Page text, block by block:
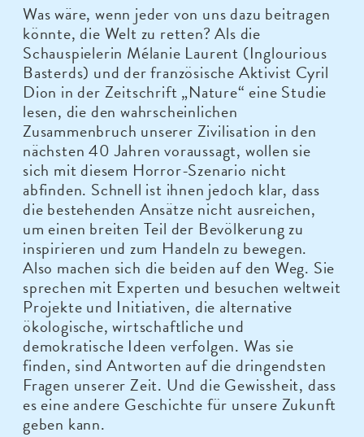
Was wäre, wenn jeder von uns dazu beitragen
könnte, die Welt zu retten? Als die
Schauspielerin Mélanie Laurent (Inglourious
Basterds) und der französische Aktivist Cyril
Dion in der Zeitschrift „Nature“ eine Studie
lesen, die den wahrscheinlichen
Zusammenbruch unserer Zivilisation in den
nächsten 40 Jahren voraussagt, wollen sie
sich mit diesem Horror-Szenario nicht
abfinden. Schnell ist ihnen jedoch klar, dass
die bestehenden Ansätze nicht ausreichen,
um einen breiten Teil der Bevölkerung zu
inspirieren und zum Handeln zu bewegen.
Also machen sich die beiden auf den Weg. Sie
sprechen mit Experten und besuchen weltweit
Projekte und Initiativen, die alternative
ökologische, wirtschaftliche und
demokratische Ideen verfolgen. Was sie
finden, sind Antworten auf die dringendsten
Fragen unserer Zeit. Und die Gewissheit, dass
es eine andere Geschichte für unsere Zukunft
geben kann.